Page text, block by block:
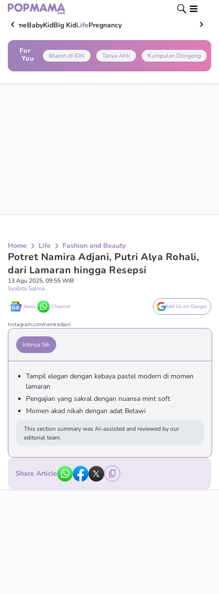
HomeBabyKidBig KidLifePregnancy
For
You
Iklanin di IDN Tanya Ahli Kumpulan Dongeng
Home Life Fashion and Beauty
Potret Namira Adjani, Putri Alya Rohali,
dari Lamaran hingga Resepsi
13 Agu 2025, 09:55 WIB
Syabita Salma
News Channel Add Us on Google
Instagram.com/namiradjani
Intinya Sih
Tampil elegan dengan kebaya pastel modern di momen
lamaran
Pengajian yang sakral dengan nuansa mint soft
Momen akad nikah dengan adat Betawi
This section summary was AI-assisted and reviewed by our
editorial team.
Share Article